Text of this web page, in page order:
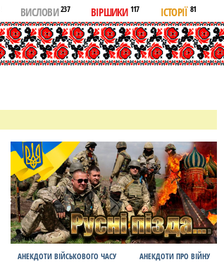
ВИСЛОВИ237 ВІРШИКИ 117 ІСТОРІЇ 81
АНЕКДОТИ ВІЙСЬКОВОГО ЧАСУ АНЕКДОТИ ПРО ВІЙНУ